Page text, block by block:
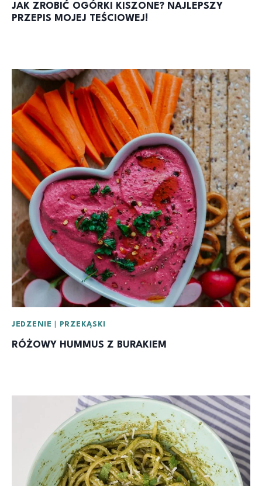
JAK ZROBIĆ OGÓRKI KISZONE? NAJLEPSZY
PRZEPIS MOJEJ TEŚCIOWEJ!
JEDZENIE PRZEKĄSKI
RÓŻOWY HUMMUS Z BURAKIEM